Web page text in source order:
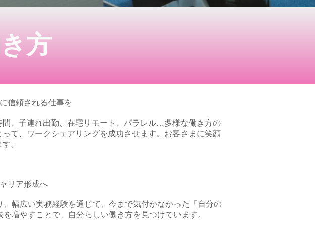
方
信頼される仕事を
、子連れ出勤、在宅リモート、パラレル…多様な働き方の
て、ワークシェアリングを成功させます。お客さまに笑顔
。
リア形成へ
幅広い実務経験を通じて、今まで気付かなかった「自分の
増やすことで、自分らしい働き方を見つけています。